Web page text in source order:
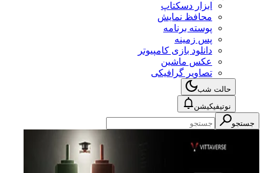
ابزار دسکتاپ
محافظ نمایش
پوسته برنامه
پس زمینه
دانلود بازی کامپیوتر
عکس ماشین
تصاویر گرافیکی
حالت شب
نوتیفیکیشن
جستجو